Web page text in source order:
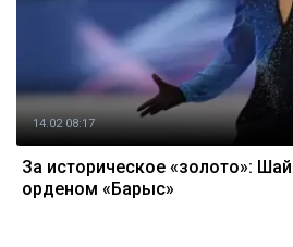
14.02 08:17
За историческое «золото»:
орденом «Барыс»